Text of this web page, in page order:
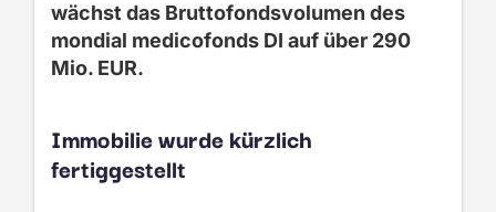
wächst das Bruttofondsvolumen des
mondial medicofonds DI auf über 290
Mio. EUR.
Immobilie wurde kürzlich
fertiggestellt